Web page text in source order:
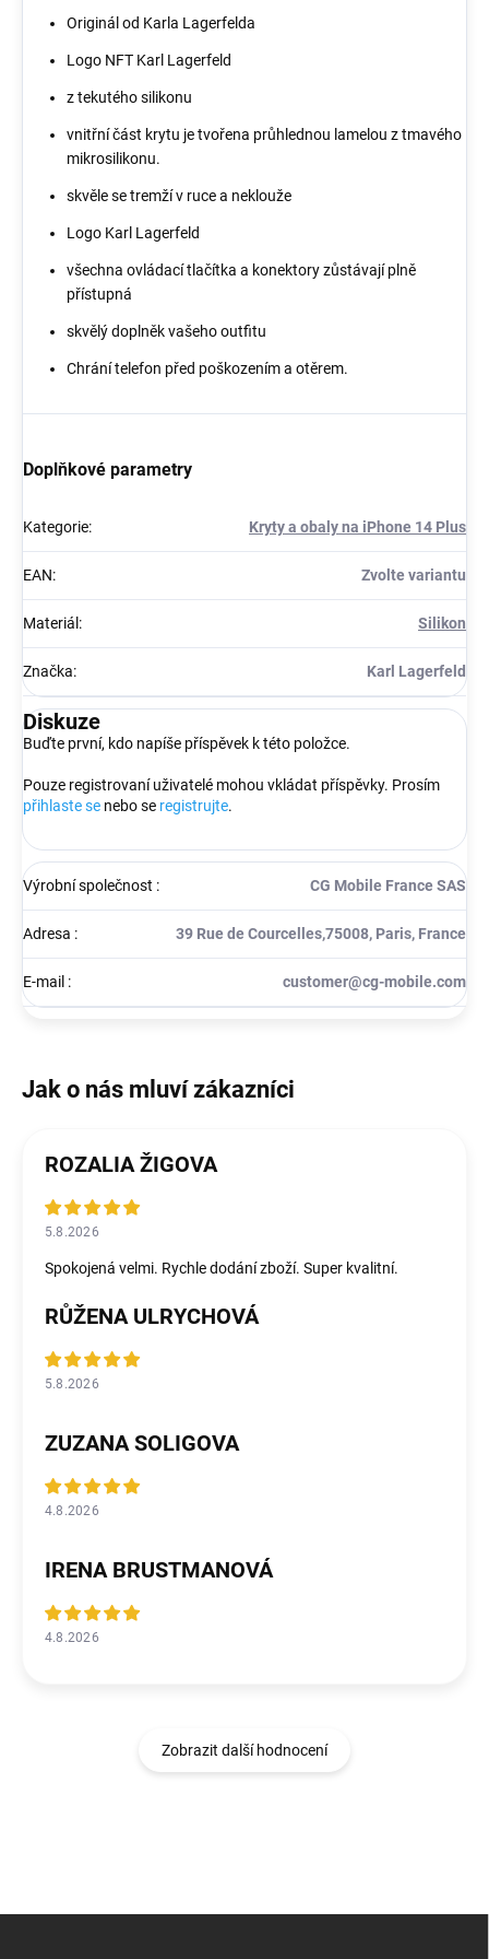
Originál od Karla Lagerfelda
Logo NFT Karl Lagerfeld
z tekutého silikonu
vnitřní část krytu je tvořena průhlednou lamelou z tmavého
mikrosilikonu.
skvěle se tremží v ruce a neklouže
Logo Karl Lagerfeld
všechna ovládací tlačítka a konektory zůstávají plně
přístupná
skvělý doplněk vašeho outfitu
Chrání telefon před poškozením a otěrem.
Doplňkové parametry
Kategorie: Kryty a obaly na iPhone 14 Plus
EAN: Zvolte variantu
Materiál : Silikon
Značka: Karl Lagerfeld
Diskuze
Buďte první, kdo napíše příspěvek k této položce.
Pouze registrovaní uživatelé mohou vkládat příspěvky. Prosím
přihlaste se nebo se registrujte.
Výrobní společnost : CG Mobile France SAS
Adresa : 39 Rue de Courcelles,75008, Paris, France
E-mail : customer@cg-mobile.com
ROZALIA ŽIGOVA
5.8.2026
Spokojená velmi. Rychle dodání zboží. Super kvalitní.
RŮŽENA ULRYCHOVÁ
5.8.2026
ZUZANA SOLIGOVA
4.8.2026
IRENA BRUSTMANOVÁ
4.8.2026
Zobrazit další hodnocení